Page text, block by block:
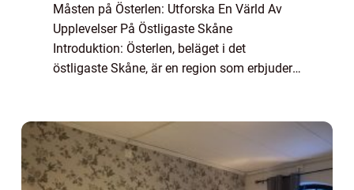
Måsten på Österlen: Utforska En Värld Av
Upplevelser På Östligaste Skåne
Introduktion: Österlen, beläget i det
östligaste Skåne, är en region som erbjuder
och ...